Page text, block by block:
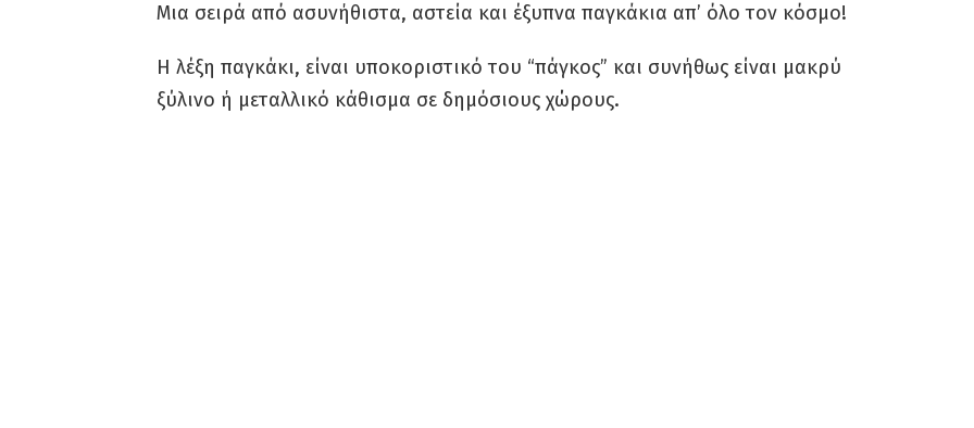
Μια σειρά από ασυνήθιστα, αστεία και έξυπνα παγκάκια απ’ όλο τον κόσμο!
Η λέξη παγκάκι, είναι υποκοριστικό του “πάγκος” και συνήθως είναι μακρύ
ξύλινο ή μεταλλικό κάθισμα σε δημόσιους χώρους.